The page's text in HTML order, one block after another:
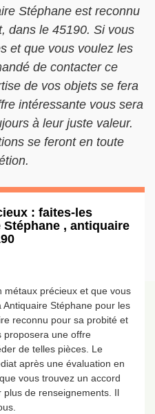
Stéphane est reconnu
dans le 45190. Si vous
et que vous voulez les
de contacter ce
de vos objets se fera
intéressante vous sera
à leur juste valeur.
se feront en toute
: faites-les
, antiquaire
métaux précieux et que vous
Stéphane pour les
reconnu pour sa probité et
proposera une offre
de telles pièces. Le
après une évaluation en
vous trouvez un accord
de renseignements. Il